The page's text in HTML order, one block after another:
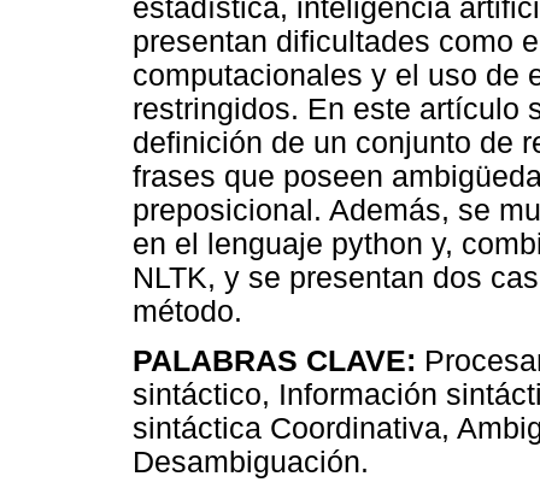
estadística, inteligencia
presentan dificultades como
computacionales y el uso de
restringidos. En este artículo
definición de un conjunto de
frases que poseen
preposicional. Además, se
en el lenguaje python y,
NLTK, y se presentan dos
método.
PALABRAS CLAVE:
sintáctico, Información
sintáctica Coordinativa,
Desambiguación.